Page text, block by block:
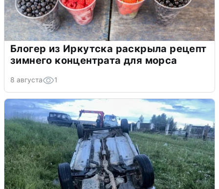
Блогер из Иркутска раскрыла рецепт
зимнего концентрата для морса
8 августа 1